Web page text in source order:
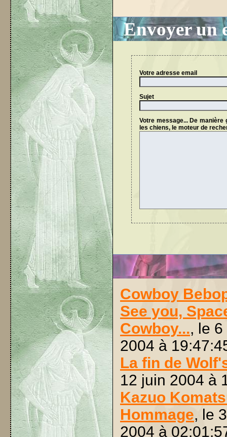
Envoyer un
Votre adresse email
Sujet
Votre message... De
les chiens, le moteur de
Cowboy
See you,
Cowboy..., le
2004 à
La fin de
12 juin 2004 à
Kazuo
Hommage, le
2004 à